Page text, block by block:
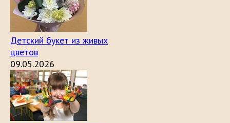
Детский букет из живых
цветов
09.05.2026